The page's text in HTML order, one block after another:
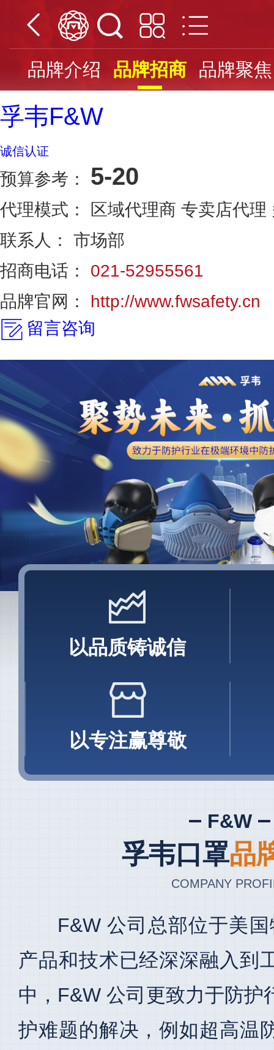
品牌介绍 品牌招商 品牌聚焦
孚韦F&W
诚信认证
预算参考： 5-20
代理模式：
区域代理商 专卖店代理
联系人： 市场部
招商电话： 021-52955561
品牌官网： http://www.fwsafety.cn
留言咨询
以品质铸诚信
以专注赢尊敬
F&W
孚韦口罩品
COMPANY
F&W 公司总部位于美
产品和技术已经深深融入到
中，F&W 公司更致力于防护
护难题的解决，例如超高温